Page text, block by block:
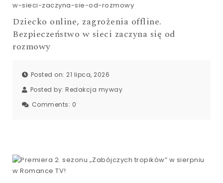
Dziecko online, zagrożenia offline.
Bezpieczeństwo w sieci zaczyna się od
rozmowy
Posted on: 21 lipca, 2026
Posted by: Redakcja myway
Comments: 0